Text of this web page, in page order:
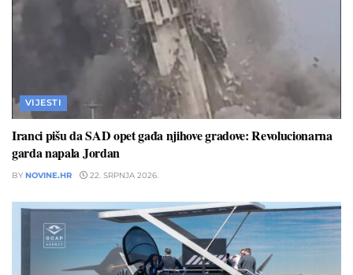
VIJESTI
Iranci pišu da SAD opet gađa njihove gradove: Revolucionarna
garda napala Jordan
BY NOVINE.HR 22. SRPNJA 2026.